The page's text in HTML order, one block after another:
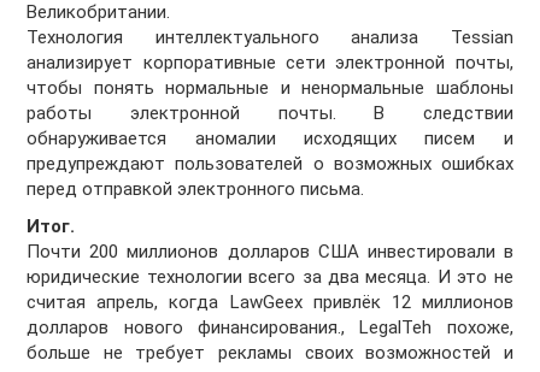
Великобритании.
Технология интеллектуального анализа Tessian
анализирует корпоративные сети электронной почты,
чтобы понять нормальные и ненормальные шаблоны
работы электронной почты. В следствии
обнаруживается аномалии исходящих писем и
предупреждают пользователей о возможных ошибках
перед отправкой электронного письма.
Итог.
Почти 200 миллионов долларов США инвестировали в
юридические технологии всего за два месяца. И это не
считая апрель, когда LawGeex привлёк 12 миллионов
долларов нового финансирования., LegalTeh похоже,
больше не требует рекламы своих возможностей и